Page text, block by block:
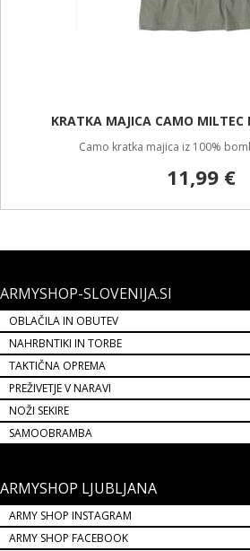
KRATKA MAJICA CAMO MILTEC
Camo kratka majica iz 100%
11,99 €
ARMYSHOP-SLOVENIJA.SI
OBLAČILA IN OBUTEV
NAHRBNTIKI IN TORBE
TAKTIČNA OPREMA
PREŽIVETJE V NARAVI
NOŽI SEKIRE
SAMOOBRAMBA
ARMYSHOP LJUBLJANA
ARMY SHOP INSTAGRAM
ARMY SHOP FACEBOOK